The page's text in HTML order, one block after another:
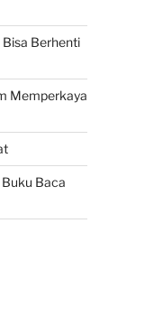
Berhenti
Memperkaya
Baca